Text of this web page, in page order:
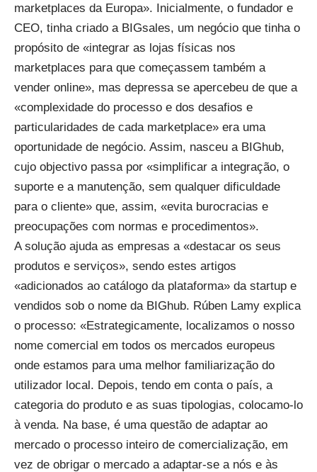
marketplaces da Europa». Inicialmente, o fundador e
CEO, tinha criado a BIGsales, um negócio que tinha o
propósito de «integrar as lojas físicas nos
marketplaces para que começassem também a
vender online», mas depressa se apercebeu de que a
«complexidade do processo e dos desafios e
particularidades de cada marketplace» era uma
oportunidade de negócio. Assim, nasceu a BIGhub,
cujo objectivo passa por «simplificar a integração, o
suporte e a manutenção, sem qualquer dificuldade
para o cliente» que, assim, «evita burocracias e
preocupações com normas e procedimentos».
A solução ajuda as empresas a «destacar os seus
produtos e serviços», sendo estes artigos
«adicionados ao catálogo da plataforma» da startup e
vendidos sob o nome da BIGhub. Rúben Lamy explica
o processo: «Estrategicamente, localizamos o nosso
nome comercial em todos os mercados europeus
onde estamos para uma melhor familiarização do
utilizador local. Depois, tendo em conta o país, a
categoria do produto e as suas tipologias, colocamo-lo
à venda. Na base, é uma questão de adaptar ao
mercado o processo inteiro de comercialização, em
vez de obrigar o mercado a adaptar-se a nós e às